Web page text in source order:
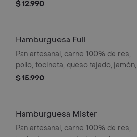
tajado, jamón, maíz tierno, lechuga,
$ 12.990
Hamburguesa Full
Pan artesanal, carne 100% de res,
pollo, tocineta, queso tajado, jamón,
huevo, lechuga, tomate, cebolla, papa
$ 15.990
Hamburguesa Mister
Pan artesanal, carne 100% de res,